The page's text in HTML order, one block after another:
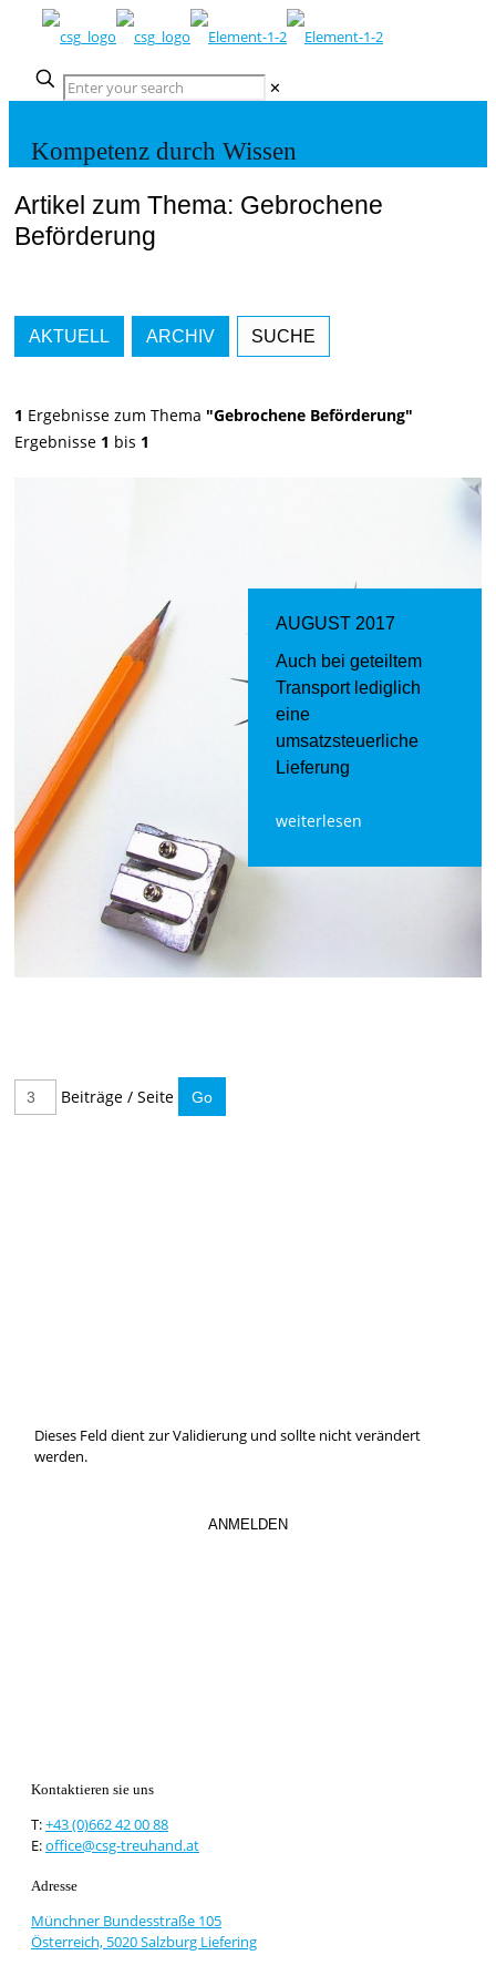
✕
Kompetenz durch Wissen
Artikel zum Thema: Gebrochene
Beförderung
AKTUELL ARCHIV SUCHE
1 Ergebnisse zum Thema "Gebrochene Beförderung"
Ergebnisse 1 bis 1
AUGUST 2017
Auch bei geteiltem
Transport lediglich
eine
umsatzsteuerliche
Lieferung
weiterlesen
Beiträge / Seite
Dieses Feld dient zur Validierung und sollte nicht verändert
werden.
Kontaktieren sie uns
T:+43 (0)662 42 00 88
E:office@csg-treuhand.at
Adresse
Münchner Bundesstraße 105
Österreich, 5020 Salzburg Liefering